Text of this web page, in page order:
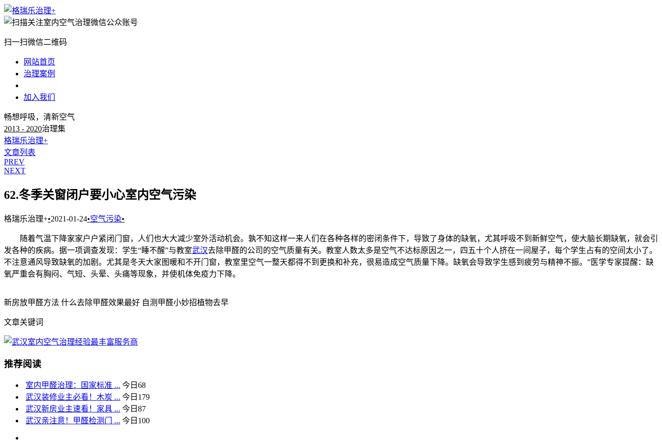
扫一扫微信二维码
网站首页
治理案例
加入我们
畅想呼吸，清新空气
2013 - 2020治理集
格瑞乐治理+
文章列表
PREV
NEXT
62.冬季关窗闭户要小心室内空气污染
格瑞乐治理+•2021-01-24•空气污染•
随着气温下降家家户户紧闭门窗，人们也大大减少室外活动机会。孰不知这样一来人们在各种各样的密闭条件下，导致了身体的缺氧，尤其呼吸不到新鲜空气，使大脑长期缺氧，就会引
发各种的疾病。据一项调查发现：学生“睡不醒”与教室武汉去除甲醛的公司的空气质量有关。教室人数太多是空气不达标原因之一，四五十个人挤在一间屋子，每个学生占有的空间太小了。
不注意通风导致缺氧的加剧。尤其是冬天大家图暖和不开门窗，教室里空气一整天都得不到更换和补充，很易造成空气质量下降。缺氧会导致学生感到疲劳与精神不振。”医学专家提醒：缺
氧严重会有胸闷、气短、头晕、头痛等现象，并使机体免疫力下降。
新房放甲醛方法 什么去除甲醛效果最好 自测甲醛小妙招植物去早
文章关键词
推荐阅读
室内甲醛治理：国家标准 ... 今日 68
武汉装修业主必看！木炭 ... 今日 179
武汉新房业主速看！家具 ... 今日 87
武汉亲注意！甲醛检测门 ... 今日 100